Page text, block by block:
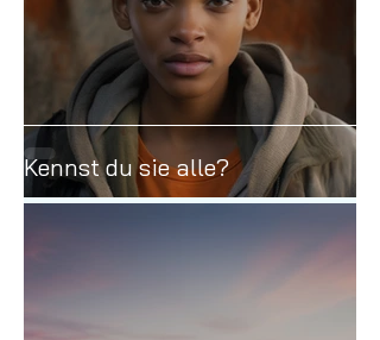
Kennst du sie alle?